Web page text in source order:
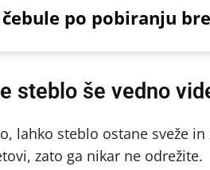
čebule po pobiranju
steblo še vedno
lahko steblo ostane sveže
zato ga nikar ne odrežite.